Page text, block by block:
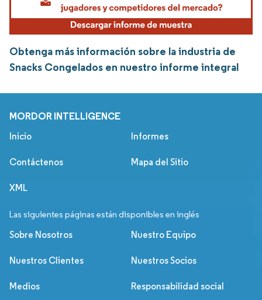
Obtenga más información sobre la industria de
Snacks Congelados en nuestro informe integral
MORDOR INTELLIGENCE
Inicio Informes
Contáctenos Mapa del Sitio
XML
Las siguientes páginas están disponibles en inglés
Sobre Nosotros Nuestro Equipo
Nuestros Clientes Nuestros Socios
Medios Responsabilidad social